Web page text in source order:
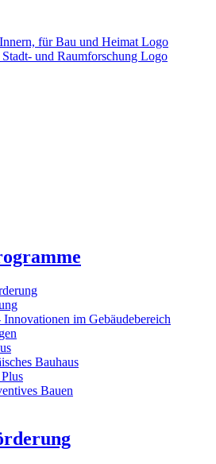
im Gebäudebereich
Bauhaus
Bauen